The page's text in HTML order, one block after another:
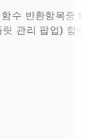
수 반환항목중
관리 팝업) 함수